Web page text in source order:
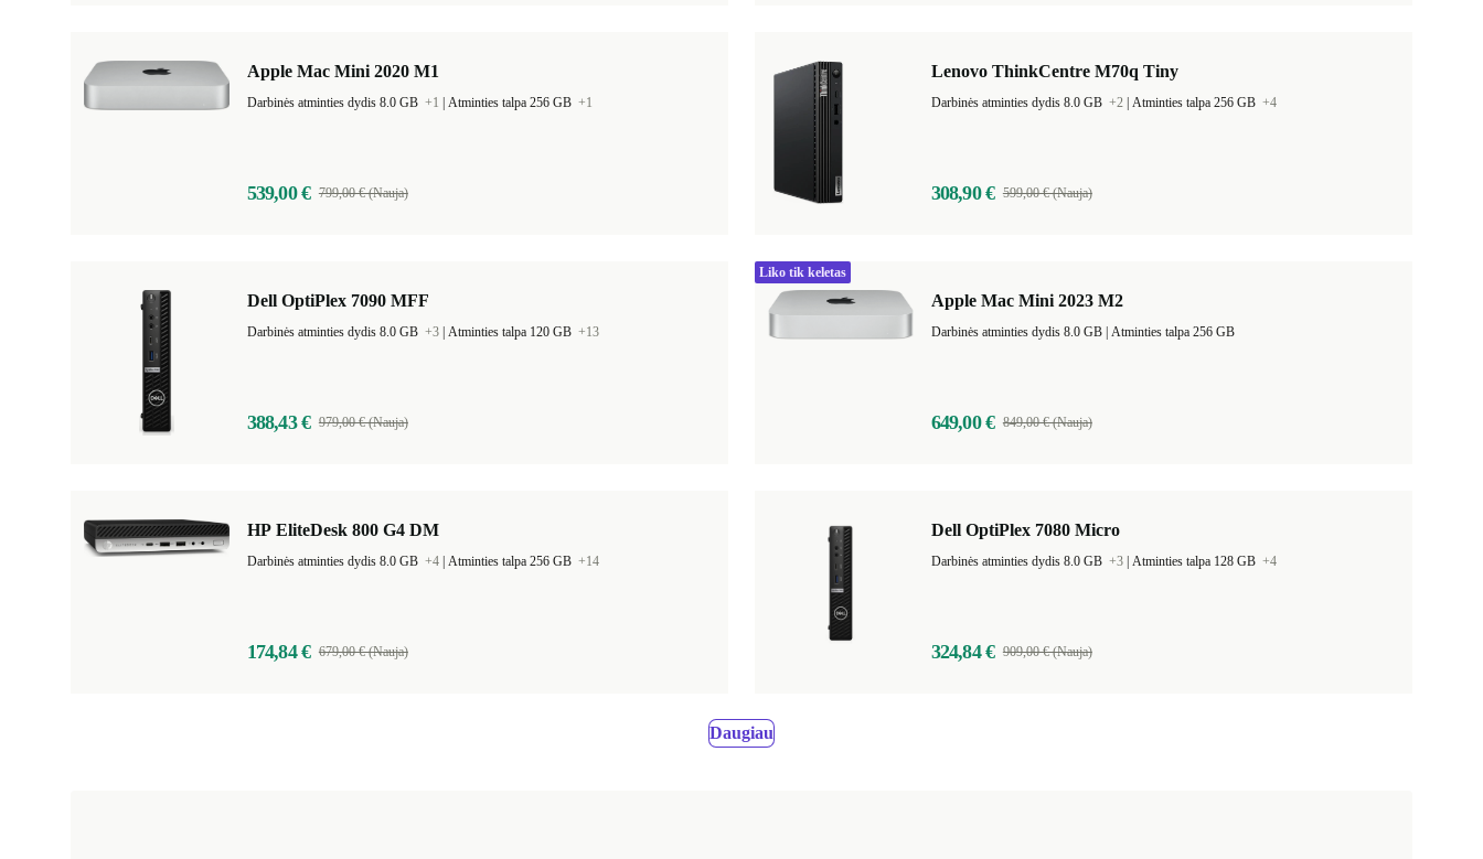
Apple Mac Mini 2020 M1
Darbinės atminties dydis 8.0 GB +1 Atminties talpa 256 GB +1
539,00 € 799,00 € (Nauja)
Lenovo ThinkCentre M70q Tiny
Darbinės atminties dydis 8.0 GB +2 Atminties talpa 256 GB +4
308,90 € 599,00 € (Nauja)
Dell OptiPlex 7090 MFF
Darbinės atminties dydis 8.0 GB +3 Atminties talpa 120 GB +13
388,43 € 979,00 € (Nauja)
Apple Mac Mini 2023 M2
Atminties talpa 256 GB
649,00 € 849,00 € (Nauja)
Liko tik keletas
HP EliteDesk 800 G4 DM
Darbinės atminties dydis 8.0 GB +4 Atminties talpa 256 GB +14
174,84 € 679,00 € (Nauja)
Dell OptiPlex 7080 Micro
Darbinės atminties dydis 8.0 GB +3 Atminties talpa 128 GB +4
324,84 € 909,00 € (Nauja)
Daugiau